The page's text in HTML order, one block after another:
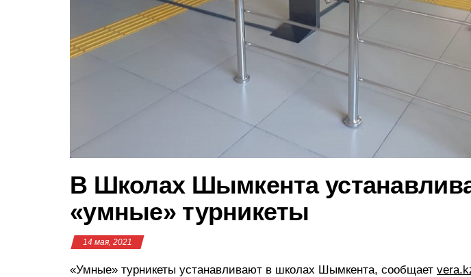
В Школах Шымкента
«умные» турникеты
14 мая, 2021
«Умные» турникеты устанавливают в школах Шымкента, сообщает